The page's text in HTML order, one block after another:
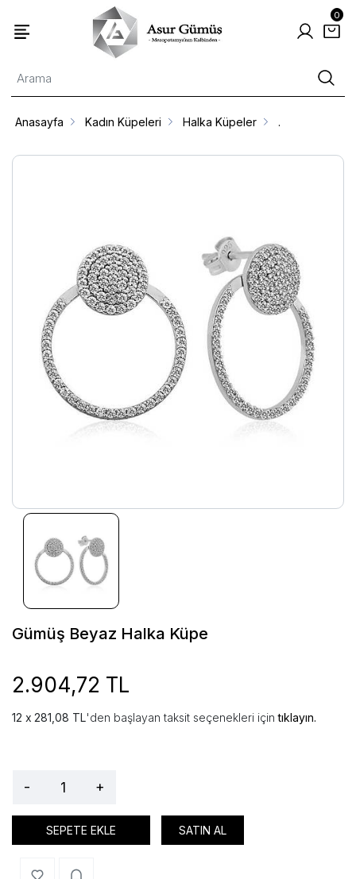
0
Anasayfa Kadın Küpeleri Halka Küpeler .
Gümüş Beyaz Halka Küpe
2.904,72 TL
281,08 TL'den başlayan taksit seçenekleri içintıklayın.
- +
SEPETE EKLE SATIN AL